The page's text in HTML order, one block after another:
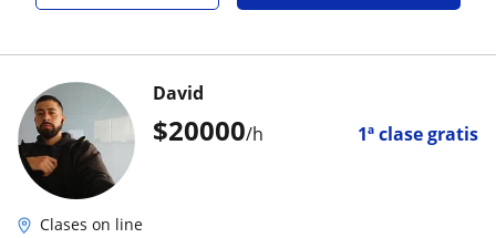
$20000/h 1ª clase gratis
David
Clases on line